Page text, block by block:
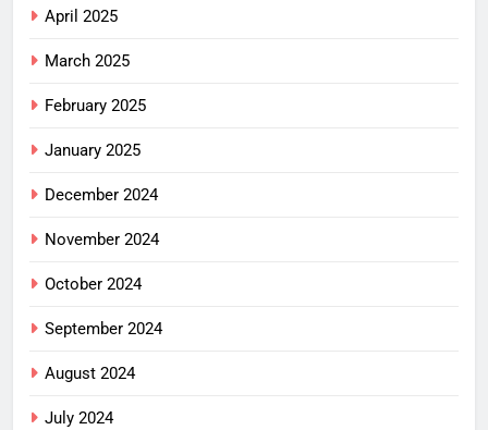
April 2025
March 2025
February 2025
January 2025
December 2024
November 2024
October 2024
September 2024
August 2024
July 2024